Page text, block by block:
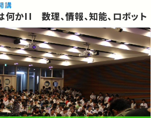
シェアが、ほかの誰かの学びに繋がるか
せ…
講
何かII 数理、情報、知能、ロボット